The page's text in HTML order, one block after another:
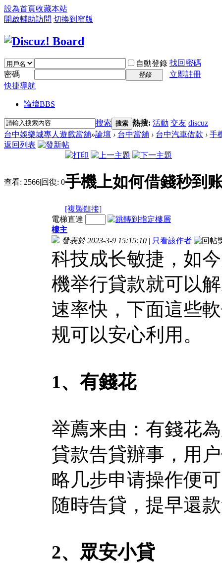
設為首頁收藏本站
開啟輔助訪問 切換到窄版
自動登錄 找回密碼
密碼
登錄
立即註冊
快捷導航
論壇BBS
搜索 搜索 熱搜: 活動 交友 discuz
台中娛樂城專人遊戲當舖»論壇 › 台中當舖 › 台中汽車借款 › 手
返回列表
查看: 2566|回復: 0手機上如何借錢秒到
[複製鏈接]
電梯直達
樓主
發表於 2023-3-9 15:15:10 | 只看該作者
科技成长敏捷，如
機举行貸款就可以
速率快，下面這些
规可以安心利用。
1、有錢花
举薦来由：有錢花
貸款告貸辦事，用
略几步申请操作便
随時告貸，提早還
2、眾安小貸